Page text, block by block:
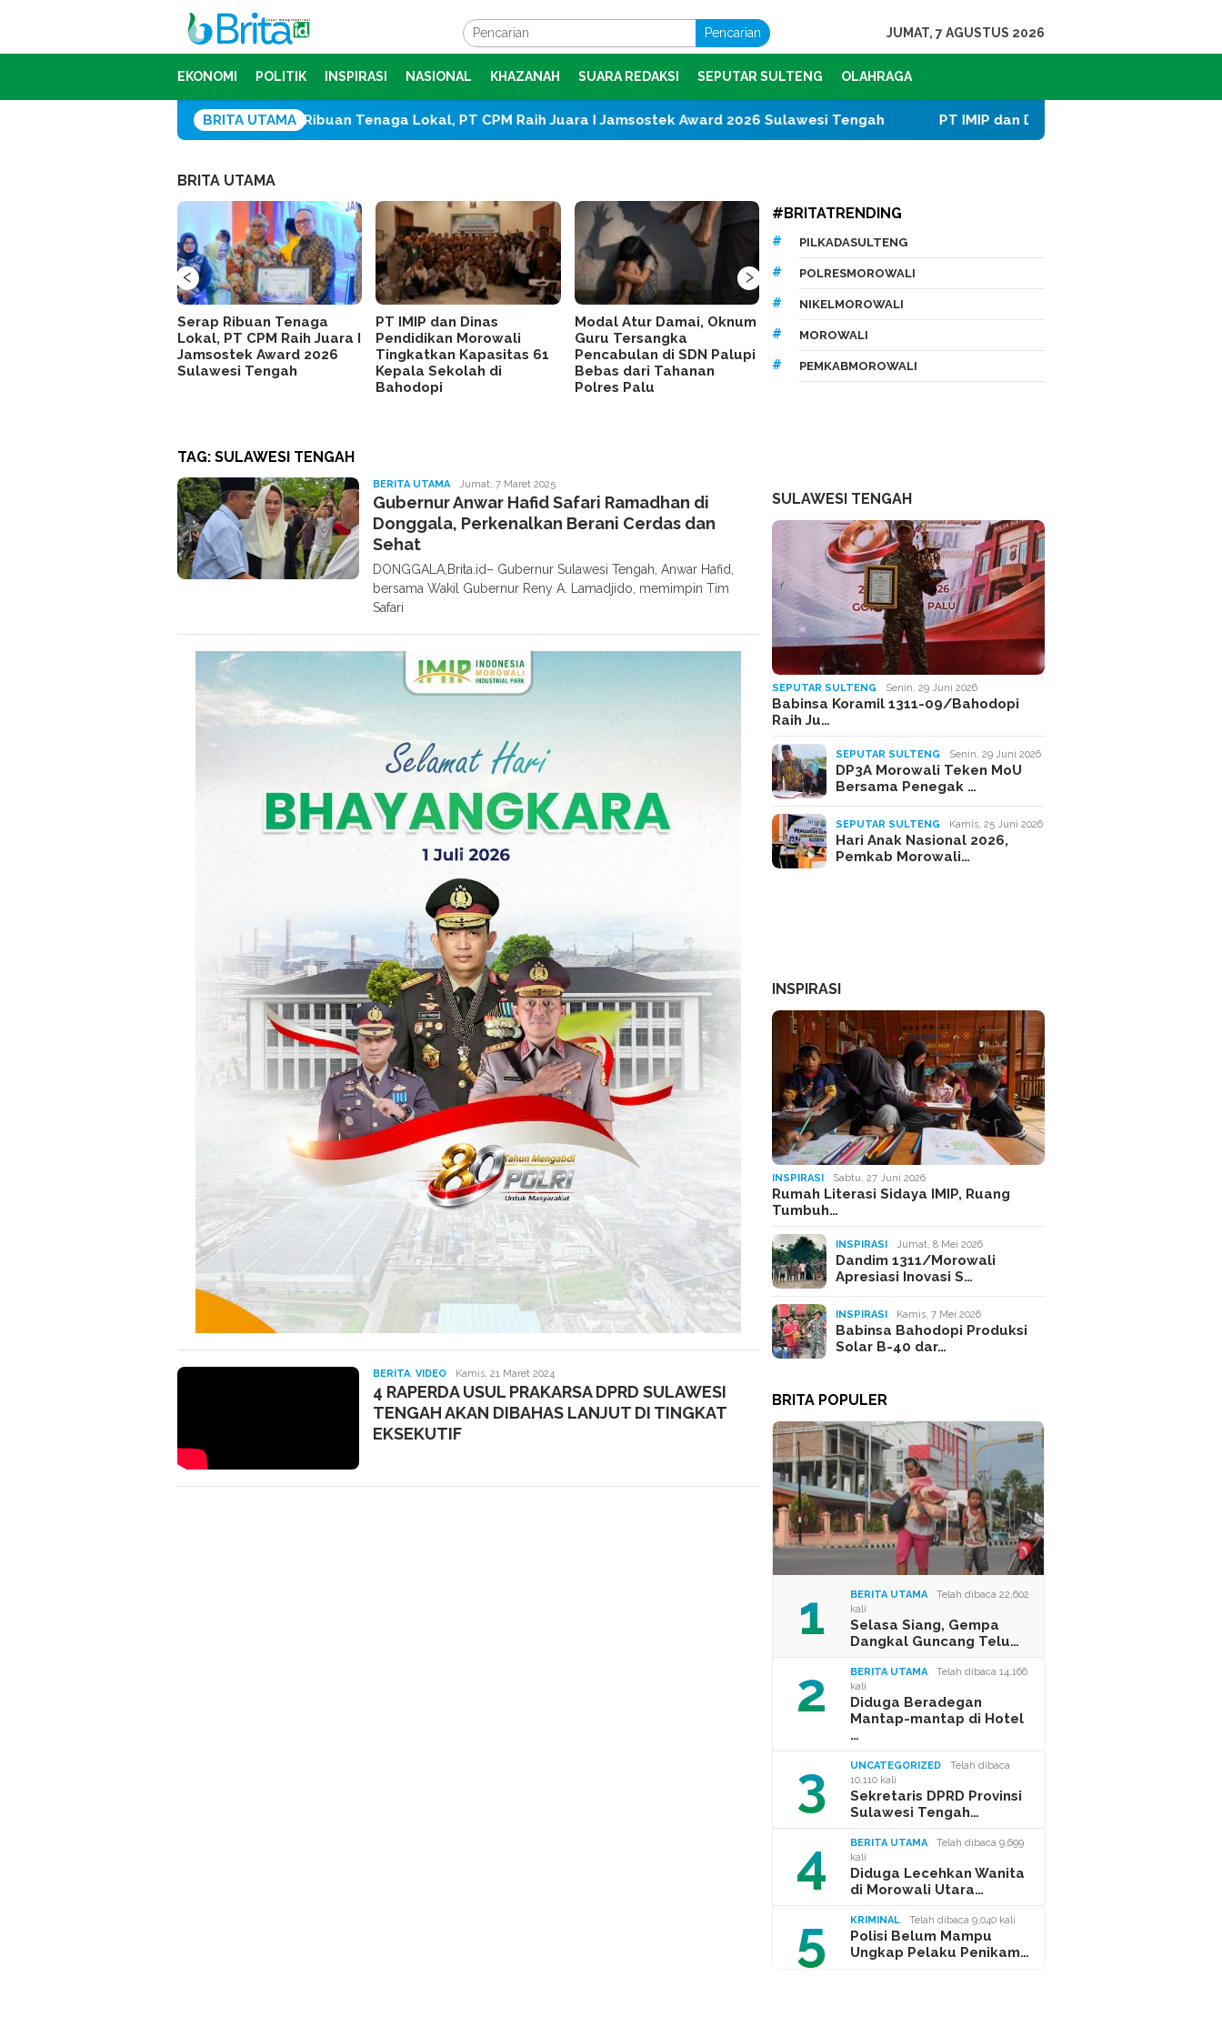
Pencarian JUMAT, 7 AGUSTUS 2026
EKONOMI POLITIK INSPIRASI NASIONAL KHAZANAH SUARA REDAKSI SEPUTAR SULTENG OLAHRAGA
BRITA UTAMA
Serap Ribuan Tenaga Lokal, PT CPM Raih Juara I Jamsostek Award 2026 Sulawesi Tengah PT IMIP dan Dinas Pendidikan Morowali
BRITA UTAMA
Serap Ribuan Tenaga
Lokal, PT CPM Raih Juara I
Jamsostek Award 2026
Sulawesi Tengah
PT IMIP dan Dinas
Pendidikan Morowali
Tingkatkan Kapasitas 61
Kepala Sekolah di
Bahodopi
Modal Atur Damai, Oknum
Guru Tersangka
Pencabulan di SDN Palupi
Bebas dari Tahanan
Polres Palu
IMIP Bekali Warga
Bahodopi Mitigasi Hadapi
Gempa, Banjir, dan
Kebakaran
Dua Pengedar Sabu
Sita 25 Paket Siap Edar
‹ ›
TAG: SULAWESI TENGAH
BERITA UTAMARedaksi
Jumat, 7 Maret 2025
Gubernur Anwar Hafid Safari Ramadhan di
Donggala, Perkenalkan Berani Cerdas dan
Sehat
DONGGALA,Brita.id– Gubernur Sulawesi Tengah, Anwar Hafid,
bersama Wakil Gubernur Reny A. Lamadjido, memimpin Tim
Safari
BERITA, VIDEORedaksi
Kamis, 21 Maret 2024
4 RAPERDA USUL PRAKARSA DPRD SULAWESI
TENGAH AKAN DIBAHAS LANJUT DI TINGKAT
EKSEKUTIF
#BRITATRENDING
PILKADASULTENG
POLRESMOROWALI
NIKELMOROWALI
MOROWALI
PEMKABMOROWALI
SULAWESI TENGAH
SEPUTAR SULTENG Senin, 29 Juni 2026
Babinsa Koramil 1311-09/Bahodopi
Raih Ju…
SEPUTAR SULTENG Senin, 29 Juni 2026
DP3A Morowali Teken MoU
Bersama Penegak …
SEPUTAR SULTENG Kamis, 25 Juni 2026
Hari Anak Nasional 2026,
Pemkab Morowali…
INSPIRASI
INSPIRASI Sabtu, 27 Juni 2026
Rumah Literasi Sidaya IMIP, Ruang
Tumbuh…
INSPIRASI Jumat, 8 Mei 2026
Dandim 1311/Morowali
Apresiasi Inovasi S…
INSPIRASI Kamis, 7 Mei 2026
Babinsa Bahodopi Produksi
Solar B-40 dar…
BRITA POPULER
1 BERITA UTAMA
Telah dibaca 22,602
kali
Selasa Siang, Gempa
Dangkal Guncang Telu…
2 BERITA UTAMA
Telah dibaca 14,166
kali
Diduga Beradegan
Mantap-mantap di Hotel
…
3 UNCATEGORIZED
Telah dibaca
10,110 kali
Sekretaris DPRD Provinsi
Sulawesi Tengah…
4 BERITA UTAMA
Telah dibaca 9,699
kali
Diduga Lecehkan Wanita
di Morowali Utara…
5 KRIMINAL Telah dibaca 9,040 kali
Polisi Belum Mampu
Ungkap Pelaku Penikam…